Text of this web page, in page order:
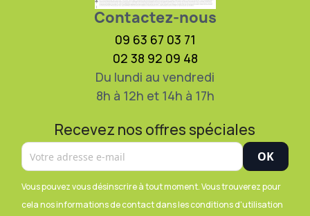
Contactez-nous
09 63 67 03 71
02 38 92 09 48
Du lundi au vendredi
8h à 12h et 14h à 17h
Recevez nos offres spéciales
Vous pouvez vous désinscrire à tout moment. Vous trouverez pour
cela nos informations de contact dans les conditions d'utilisation